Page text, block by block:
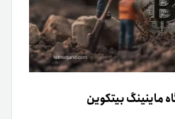
ماینینگ بیتکوین